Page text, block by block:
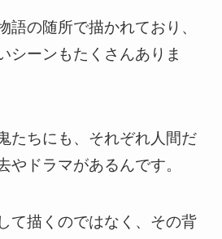
語の随所で描かれており、
シーンもたくさんありま
たちにも、それぞれ人間だ
やドラマがあるんです。
て描くのではなく、その背